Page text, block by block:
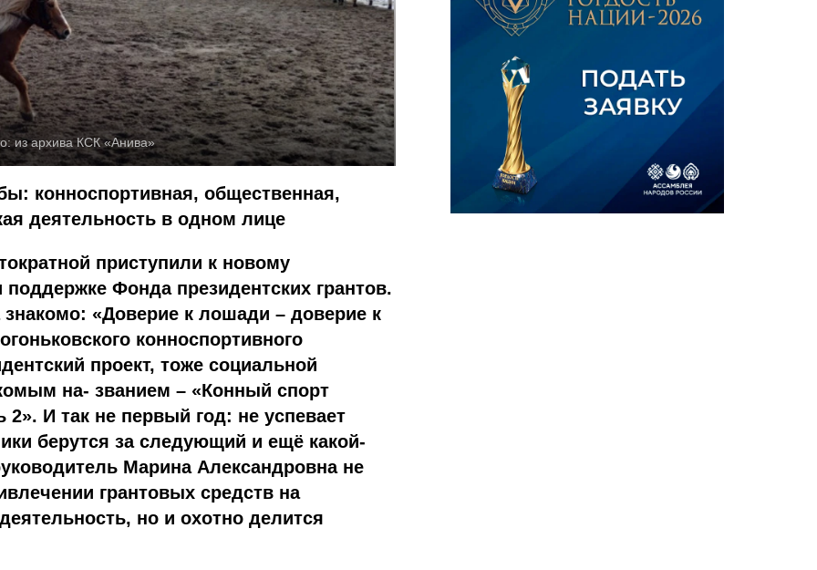
из архива КСК «Анива»
конноспортивная, общественная,
деятельность в одном лице
приступили к новому
Фонда президентских грантов.
знакомо: «Доверие к лошади – доверие к
конноспортивного
проект, тоже социальной
на- званием – «Конный спорт
2». И так не первый год: не успевает
берутся за следующий и ещё какой-
Марина Александровна не
грантовых средств на
но и охотно делится